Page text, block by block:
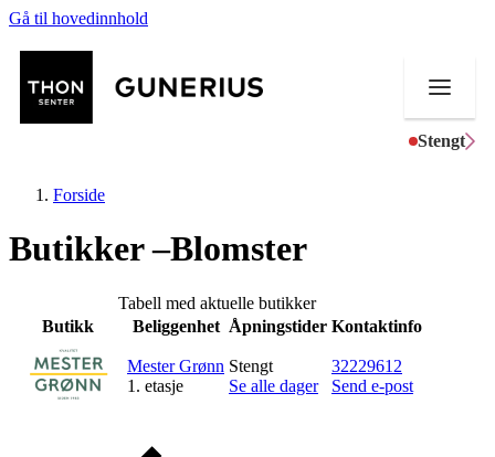
Gå til hovedinnhold
Stengt
Butikker
Mat og drikke
Helse
Forside
Butikker –Blomster
Tabell med aktuelle butikker
Butikk
Beliggenhet Åpningstider Kontaktinfo
Mester Grønn
1. etasje
Stengt
Se alle dager
32229612
Send e-post